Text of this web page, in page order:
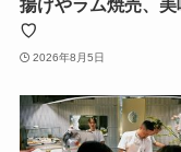
揚げやラム焼売、美
♡
2026年8月5日